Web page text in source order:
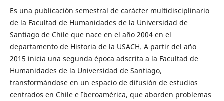
Es una publicación semestral de carácter multidisciplinario
de la Facultad de Humanidades de la Universidad de
Santiago de Chile que nace en el año 2004 en el
departamento de Historia de la USACH. A partir del año
2015 inicia una segunda época adscrita a la Facultad de
Humanidades de la Universidad de Santiago,
transformándose en un espacio de difusión de estudios
centrados en Chile e Iberoamérica, que aborden problemas